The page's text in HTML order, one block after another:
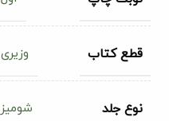
قطع کتاب وزیری
نوع جلد شومیز